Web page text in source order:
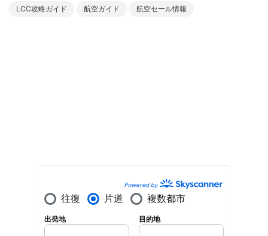
LCC攻略ガイド 航空ガイド 航空セール情報